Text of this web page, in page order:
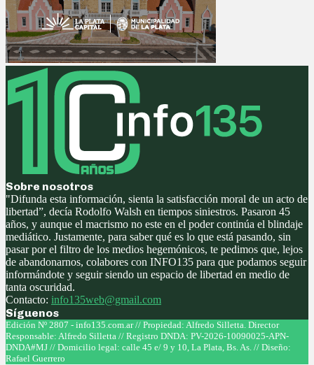
Sobre nosotros
"Difunda esta información, sienta la satisfacción moral de un acto de
libertad”, decía Rodolfo Walsh en tiempos siniestros. Pasaron 45
años, y aunque el macrismo no este en el poder continúa el blindaje
mediático. Justamente, para saber qué es lo que está pasando, sin
pasar por el filtro de los medios hegemónicos, te pedimos que, lejos
de abandonarnos, colabores con INFO135 para que podamos seguir
informándote y seguir siendo un espacio de libertad en medio de
tanta oscuridad.
Contacto: info135web@gmail.com
Síguenos
Facebook
Twitter
Instagram
Youtube
Edición Nº 2807 - info135.com.ar // Propiedad: Alfredo Silletta. Director
Responsable: Alfredo Silletta // Registro DNDA: PV-2026-10090025-APN-
DNDA#MJ // Domicilio legal: calle 45 e/ 9 y 10, La Plata, Bs. As. // Diseño:
Rafael Guerrero